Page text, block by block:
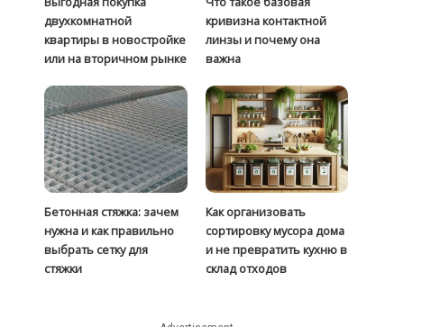
двухкомнатной
квартиры в новостройке
или на вторичном рынке
кривизна контактной
линзы и почему она
важна
Бетонная стяжка: зачем
нужна и как правильно
выбрать сетку для
стяжки
Как организовать
сортировку мусора дома
и не превратить кухню в
склад отходов